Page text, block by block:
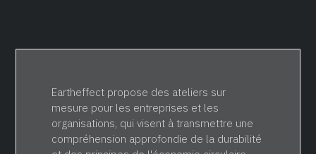
Eartheffect propose des ateliers sur
mesure pour les entreprises et les
organisations, qui visent à transmettre une
compréhension approfondie de la durabilité